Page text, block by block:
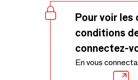
Pour voir
conditions
connectez-
En vous